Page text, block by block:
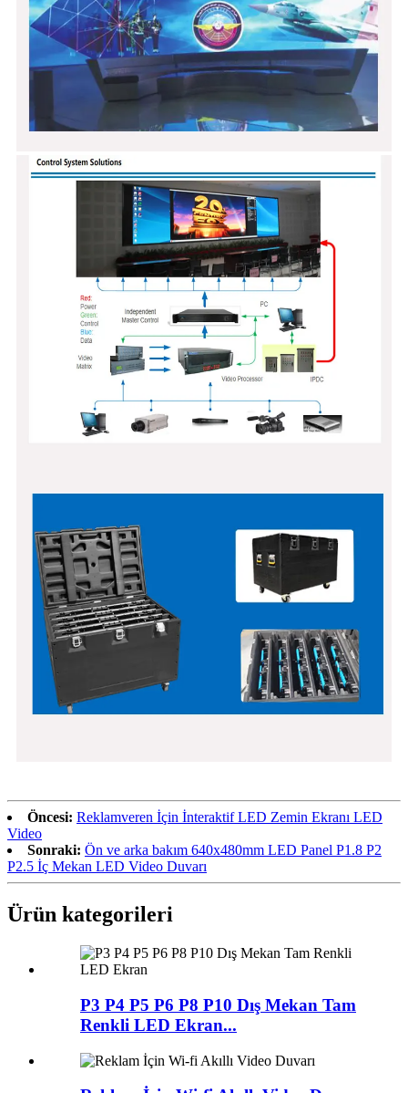
Öncesi: Reklamveren İçin İnteraktif LED Zemin Ekranı LED
Video
Sonraki: Ön ve arka bakım 640x480mm LED Panel P1.8 P2
P2.5 İç Mekan LED Video Duvarı
Ürün kategorileri
P3 P4 P5 P6 P8 P10 Dış Mekan Tam
Renkli LED Ekran...